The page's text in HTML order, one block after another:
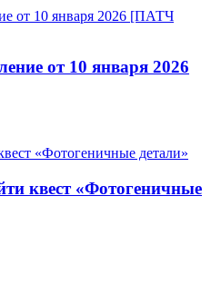
от 10 января 2026
квест «Фотогеничные